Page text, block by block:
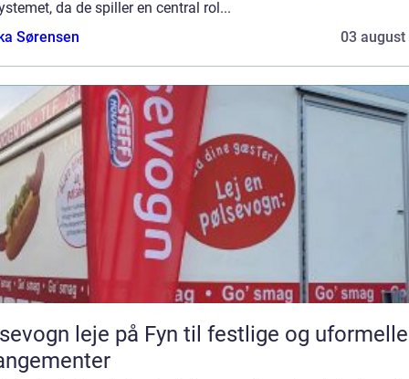
da de spiller en central rol...
Sørensen
03 august
leje på Fyn til festlige og uformelle